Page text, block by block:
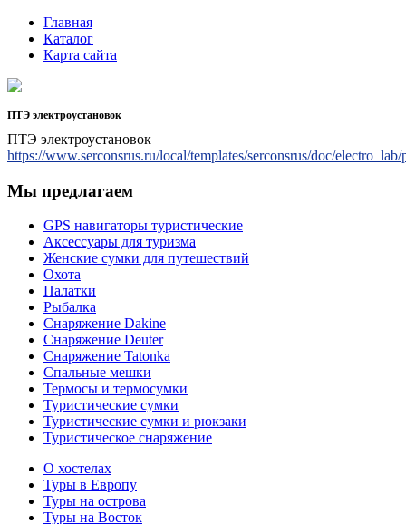
Главная
Каталог
Карта сайта
ПТЭ электроустановок
ПТЭ электроустановок
https://www.serconsrus.ru/local/templates/serconsrus/doc/
Мы предлагаем
GPS навигаторы туристические
Аксессуары для туризма
Женские сумки для путешествий
Охота
Палатки
Рыбалка
Снаряжение Dakine
Снаряжение Deuter
Снаряжение Tatonka
Спальные мешки
Термосы и термосумки
Туристические сумки
Туристические сумки и рюкзаки
Туристическое снаряжение
О хостелах
Туры в Европу
Туры на острова
Туры на Восток